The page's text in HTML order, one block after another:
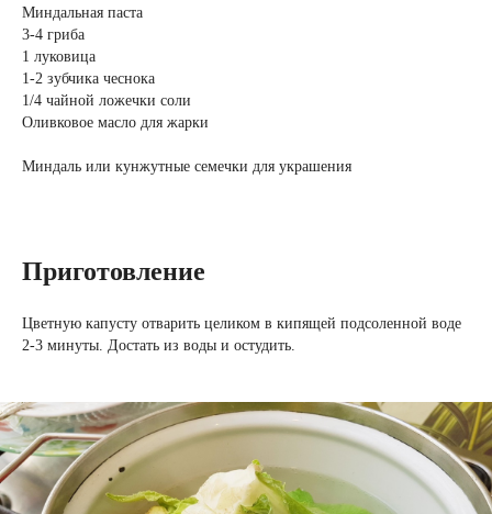
Миндальная паста
3-4 гриба
1 луковица
1-2 зубчика чеснока
1/4 чайной ложечки соли
Оливковое масло для жарки
Миндаль или кунжутные семечки для украшения
Приготовление
Цветную капусту отварить целиком в кипящей подсоленной воде
2-3 минуты. Достать из воды и остудить.